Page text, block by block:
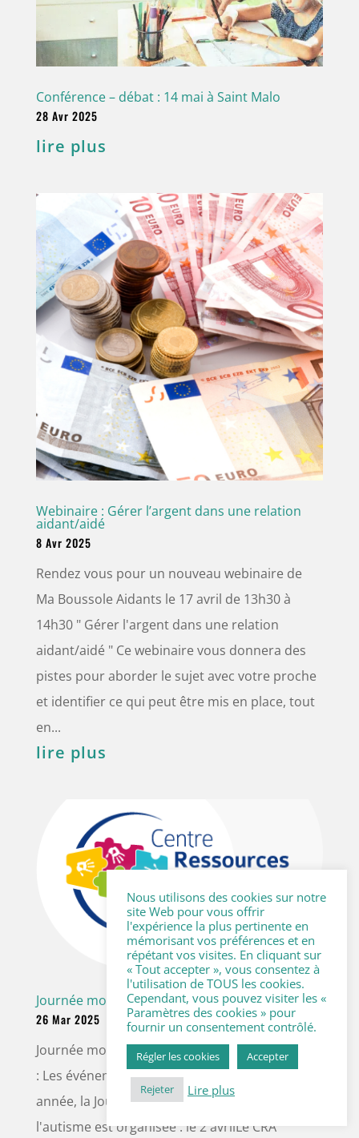
Conférence – débat : 14 mai à Saint Malo
28 Avr 2025
lire plus
Webinaire : Gérer l’argent dans une relation
aidant/aidé
8 Avr 2025
Rendez vous pour un nouveau webinaire de
Ma Boussole Aidants le 17 avril de 13h30 à
14h30 " Gérer l'argent dans une relation
aidant/aidé " Ce webinaire vous donnera des
pistes pour aborder le sujet avec votre proche
et identifier ce qui peut être mis en place, tout
en...
lire plus
Journée mondiale de sensibilisation à l’autisme
26 Mar 2025
Journée mondiale de sensibilisation à l'autisme
: Les événements en Bretagne Comme chaque
année, la Journée mondiale de sensibilisation à
l'autisme est organisée : le 2 avrilLe CRA
Nous utilisons des cookies sur notre
site Web pour vous offrir
l'expérience la plus pertinente en
mémorisant vos préférences et en
répétant vos visites. En cliquant sur
« Tout accepter », vous consentez à
l'utilisation de TOUS les cookies.
Cependant, vous pouvez visiter les «
Paramètres des cookies » pour
fournir un consentement contrôlé.
Régler les cookies Accepter
Rejeter Lire plus